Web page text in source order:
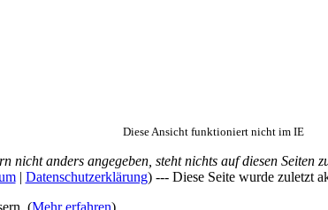
Diese Ansicht funktioniert nicht im IE
nicht anders angegeben, steht nichts auf diesen Seiten
| Datenschutzerklärung) --- Diese Seite wurde zuletzt